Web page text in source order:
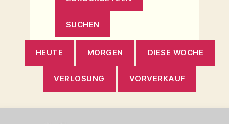
HEUTE MORGEN DIESE WOCHE
VERLOSUNG VORVERKAUF